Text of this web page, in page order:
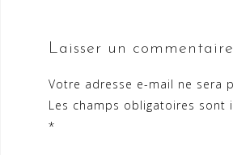
Laisser un commentaire
Votre adresse e-mail ne sera
Les champs obligatoires sont
*